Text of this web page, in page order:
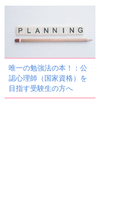
唯一の勉強法の本！：公
認心理師（国家資格）を
目指す受験生の方へ